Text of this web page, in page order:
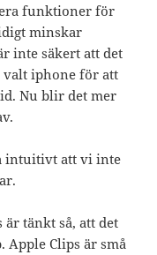
funktioner för
minskar
inte säkert att det
valt iphone för att
Nu blir det mer
intuitivt att vi inte
är tänkt så, att det
Clips är små